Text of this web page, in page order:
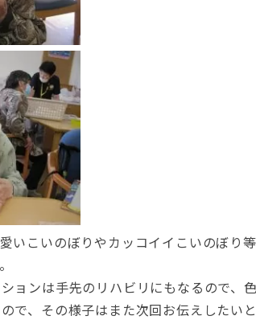
いこいのぼりやカッコイイこいのぼ
ョンは手先のリハビリにもなるので
で、その様子はまた次回お伝えしたいと